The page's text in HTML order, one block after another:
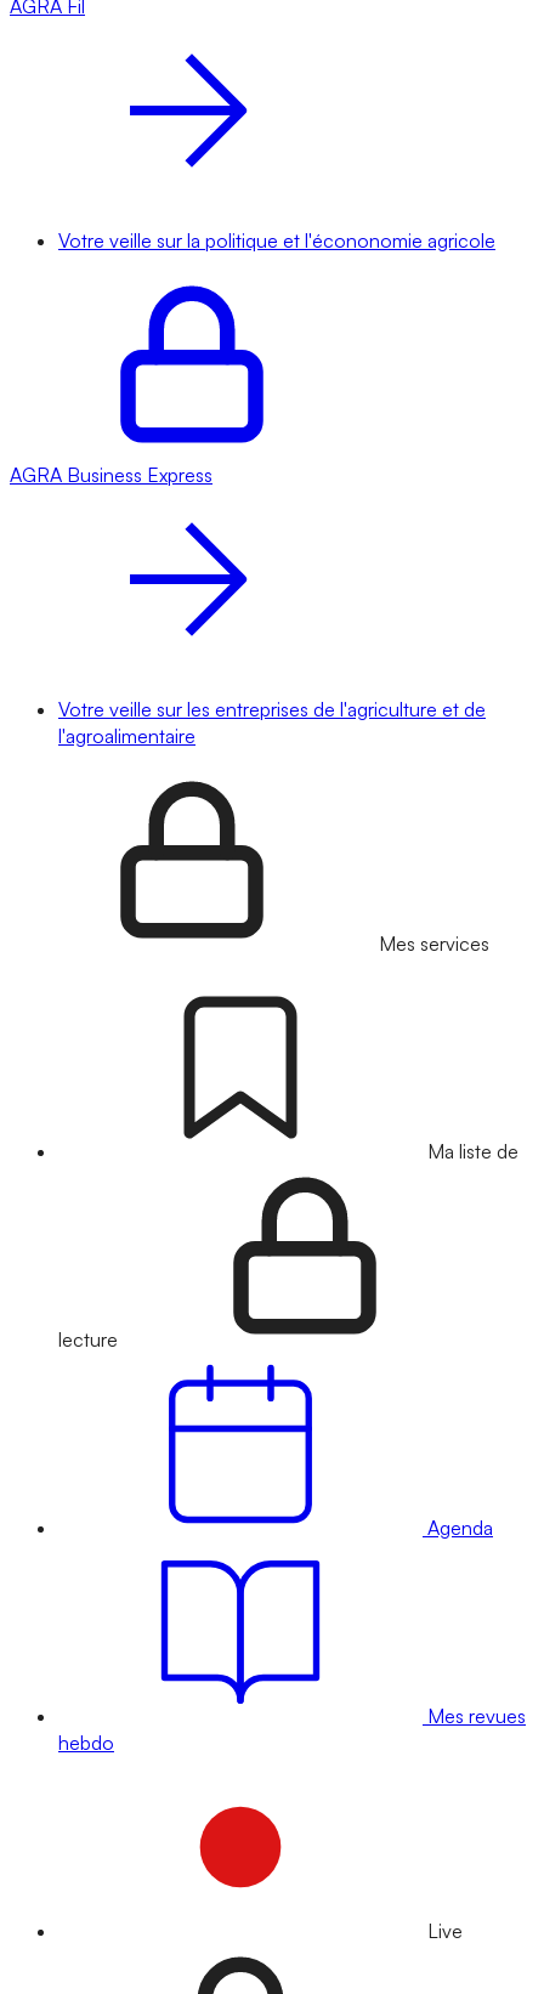
AGRA Fil
Votre veille sur la politique et l'écononomie agricole
AGRA Business Express
Votre veille sur les entreprises de l'agriculture et de
l'agroalimentaire
Mes services
Ma liste de
lecture
Agenda
Mes revues
hebdo
Live